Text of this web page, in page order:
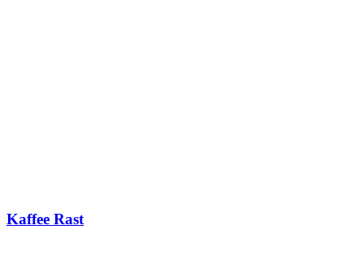
Kaffee Rast